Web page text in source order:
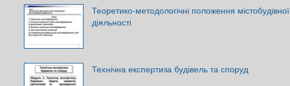
Теоретико-методологічні положення містобудівної
діяльності
Технічна експертиза будівель та споруд